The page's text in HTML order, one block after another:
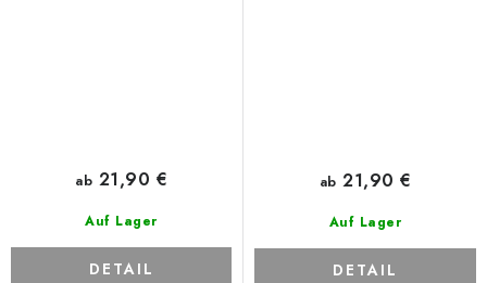
Auf Lager
ab 21,90 €
DETAIL
Auf Lager
ab 21,90 €
DETAIL